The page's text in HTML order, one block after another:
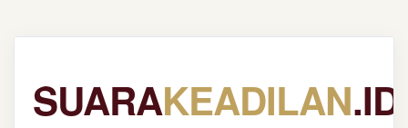
SUARAKEADILAN.ID